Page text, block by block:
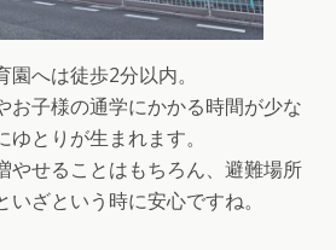
へは徒歩2分以内。
お子様の通学にかかる時間が少な
とりが生まれます。
やせることはもちろん、避難場所
ざという時に安心ですね。